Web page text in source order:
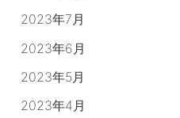
2023年7月
2023年6月
2023年5月
2023年4月